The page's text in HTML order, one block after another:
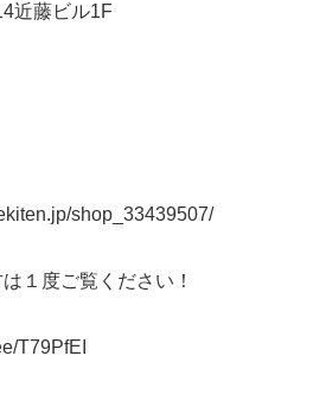
近藤ビル1F
shop_33439507/
１度ご覧ください！
T79PfEI